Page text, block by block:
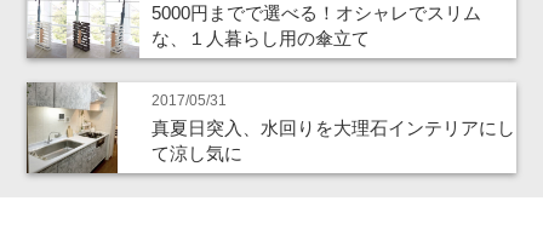
5000円までで選べる！オシャレでスリム
な、１人暮らし用の傘立て
2017/05/31
真夏日突入、水回りを大理石インテリアにし
て涼し気に